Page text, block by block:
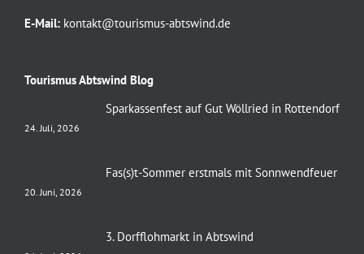
E-Mail: kontakt@tourismus-abtswind.de
Tourismus Abtswind Blog
Sparkassenfest auf Gut Wöllried in Rottendorf
24. Juli, 2026
Fas(s)t-Sommer erstmals mit Sonnwendfeuer
20. Juni, 2026
3. Dorfflohmarkt in Abtswind